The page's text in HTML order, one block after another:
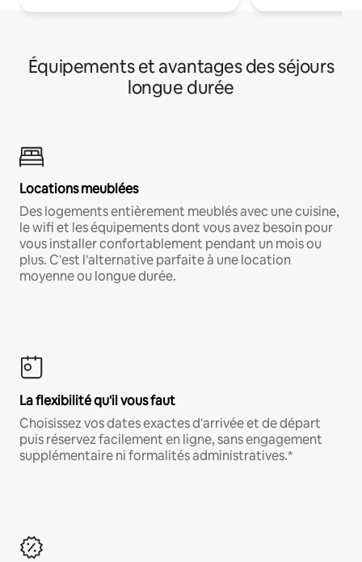
Équipements et avantages des séjours
longue durée
Locations meublées
Des logements entièrement meublés avec une cuisine,
le wifi et les équipements dont vous avez besoin pour
vous installer confortablement pendant un mois ou
plus. C'est l'alternative parfaite à une location
moyenne ou longue durée.
La flexibilité qu'il vous faut
Choisissez vos dates exactes d'arrivée et de départ
puis réservez facilement en ligne, sans engagement
supplémentaire ni formalités administratives.*